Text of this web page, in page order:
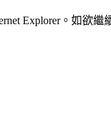
Explorer。如欲繼